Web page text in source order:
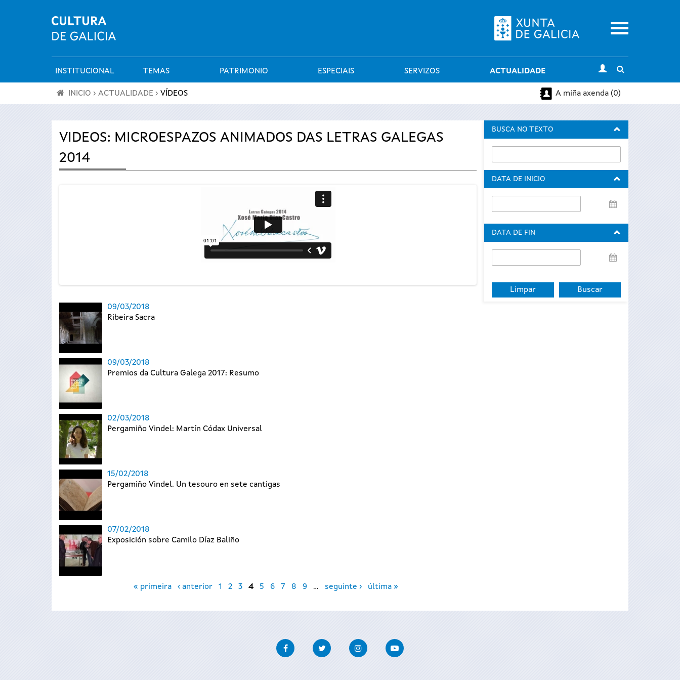
Menu
Menú
principal
INSTITUCIONAL TEMAS PATRIMONIO ESPECIAIS SERVIZOS ACTUALIDADE
search
está
aquí
INICIO › ACTUALIDADE › VÍDEOS A miña axenda (0)
VIDEOS: MICROESPAZOS ANIMADOS DAS LETRAS GALEGAS
2014
09/03/2018
Ribeira Sacra
09/03/2018
Premios da Cultura Galega 2017: Resumo
02/03/2018
Pergamiño Vindel: Martín Códax Universal
15/02/2018
Pergamiño Vindel. Un tesouro en sete cantigas
07/02/2018
Exposición sobre Camilo Díaz Baliño
« primeira ‹ anterior 1 2 3 4 5 6 7 8 9 … seguinte › última »
BUSCA NO TEXTO
DATA DE INICIO
de
DATA DE FIN
de
FacebookTwitter InstagramYoutube